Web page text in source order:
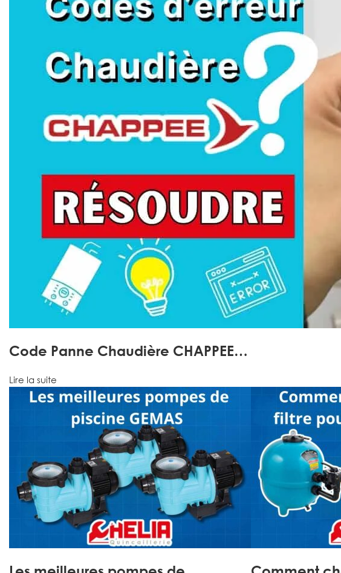
Code Panne Chaudière CHAPPEE…
Lire la suite